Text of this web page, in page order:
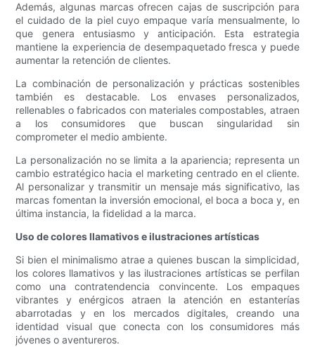
Además, algunas marcas ofrecen cajas de suscripción para
el cuidado de la piel cuyo empaque varía mensualmente, lo
que genera entusiasmo y anticipación. Esta estrategia
mantiene la experiencia de desempaquetado fresca y puede
aumentar la retención de clientes.
La combinación de personalización y prácticas sostenibles
también es destacable. Los envases personalizados,
rellenables o fabricados con materiales compostables, atraen
a los consumidores que buscan singularidad sin
comprometer el medio ambiente.
La personalización no se limita a la apariencia; representa un
cambio estratégico hacia el marketing centrado en el cliente.
Al personalizar y transmitir un mensaje más significativo, las
marcas fomentan la inversión emocional, el boca a boca y, en
última instancia, la fidelidad a la marca.
Uso de colores llamativos e ilustraciones artísticas
Si bien el minimalismo atrae a quienes buscan la simplicidad,
los colores llamativos y las ilustraciones artísticas se perfilan
como una contratendencia convincente. Los empaques
vibrantes y enérgicos atraen la atención en estanterías
abarrotadas y en los mercados digitales, creando una
identidad visual que conecta con los consumidores más
jóvenes o aventureros.